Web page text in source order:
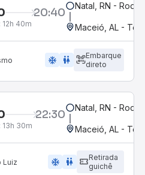
20:40
12h 40m
Natal, RN -
Maceió, AL -
ac_unit wc
Embarque
direto
22:30
13h 30m
Natal, RN -
Maceió, AL -
Luiz ac_unit wc
Retirada
guichê